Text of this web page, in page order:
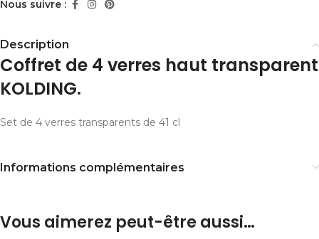
Nous suivre :
Description
Coffret de 4 verres haut transparent
KOLDING.
Set de 4 verres transparents de 41 cl
Informations complémentaires
Vous aimerez peut-être aussi…